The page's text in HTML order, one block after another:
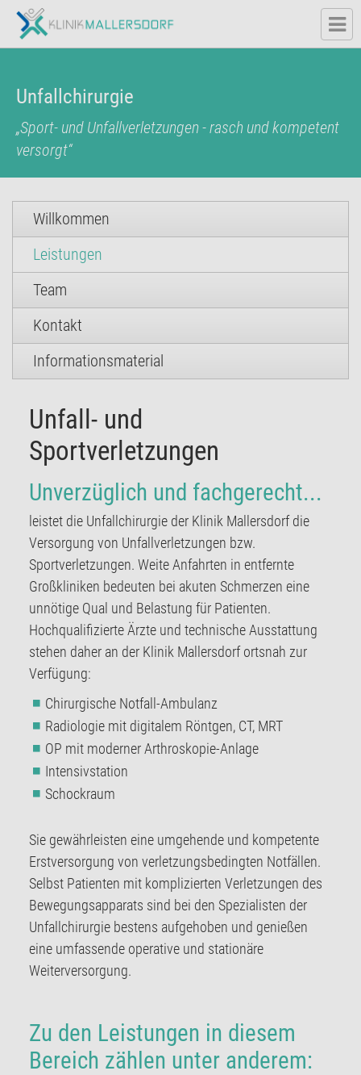
Unfallchirurgie
„Sport- und Unfallverletzungen - rasch und kompetent
versorgt“
Willkommen
Leistungen
Team
Kontakt
Informationsmaterial
Unfall- und
Sportverletzungen
Unverzüglich und fachgerecht...
leistet die Unfallchirurgie der Klinik Mallersdorf die
Versorgung von Unfallverletzungen bzw.
Sportverletzungen. Weite Anfahrten in entfernte
Großkliniken bedeuten bei akuten Schmerzen eine
unnötige Qual und Belastung für Patienten.
Hochqualifizierte Ärzte und technische Ausstattung
stehen daher an der Klinik Mallersdorf ortsnah zur
Verfügung:
Chirurgische Notfall-Ambulanz
Radiologie mit digitalem Röntgen, CT, MRT
OP mit moderner Arthroskopie-Anlage
Intensivstation
Schockraum
Sie gewährleisten eine umgehende und kompetente
Erstversorgung von verletzungsbedingten Notfällen.
Selbst Patienten mit komplizierten Verletzungen des
Bewegungsapparats sind bei den Spezialisten der
Unfallchirurgie bestens aufgehoben und genießen
eine umfassende operative und stationäre
Weiterversorgung.
Zu den Leistungen in diesem
Bereich zählen unter anderem: